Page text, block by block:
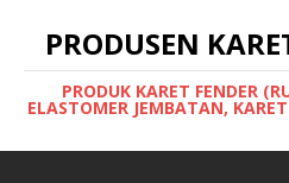
PRODUSEN
PRODUK KARET FENDER
ELASTOMER JEMBATAN,